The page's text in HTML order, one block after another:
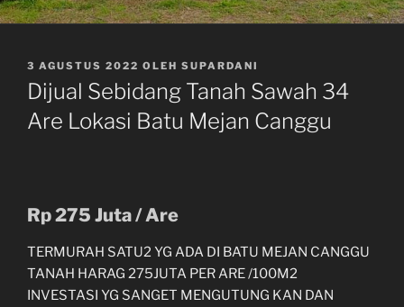
DIPOSKAN
PADA
3 AGUSTUS 2022 OLEH SUPARDANI
Dijual Sebidang Tanah Sawah 34
Are Lokasi Batu Mejan Canggu
Rp 275 Juta / Are
TERMURAH SATU2 YG ADA DI BATU MEJAN CANGGU
TANAH HARAG 275JUTA PER ARE /100M2
INVESTASI YG SANGET MENGUTUNG KAN DAN